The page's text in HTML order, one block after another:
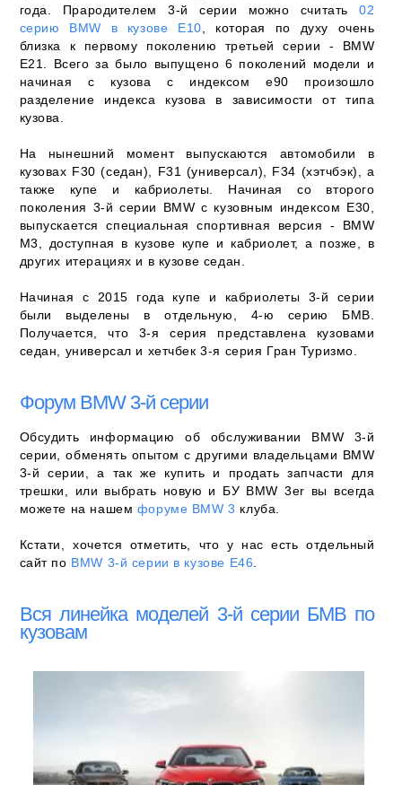
года. Прародителем 3-й серии можно считать02
серию BMW в кузове Е10 , которая по духу очень
близка к первому поколению третьей серии - BMW
E21. Всего за было выпущено 6 поколений модели и
начиная с кузова с индексом e90 произошло
разделение индекса кузова в зависимости от типа
кузова.
На нынешний момент выпускаются автомобили в
кузовах F30 (седан), F31 (универсал), F34 (хэтчбэк), а
также купе и кабриолеты. Начиная со второго
поколения 3-й серии BMW с кузовным индексом Е30,
выпускается специальная спортивная версия - BMW
M3, доступная в кузове купе и кабриолет, а позже, в
других итерациях и в кузове седан.
Начиная с 2015 года купе и кабриолеты 3-й серии
были выделены в отдельную, 4-ю серию БМВ.
Получается, что 3-я серия представлена кузовами
седан, универсал и хетчбек 3-я серия Гран Туризмо.
Форум BMW 3-й серии
Обсудить информацию об обслуживании BMW 3-й
серии, обменять опытом с другими владельцами BMW
3-й серии, а так же купить и продать запчасти для
трешки, или выбрать новую и БУ BMW 3er вы всегда
можете на нашем форуме BMW 3 клуба.
Кстати, хочется отметить, что у нас есть отдельный
сайт по BMW 3-й серии в кузове E46
Вся линейка моделей 3-й серии БМВ по
кузовам